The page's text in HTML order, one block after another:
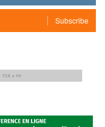
Subscribe